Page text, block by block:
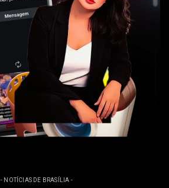
- NOTÍCIAS DE BRASÍLIA -